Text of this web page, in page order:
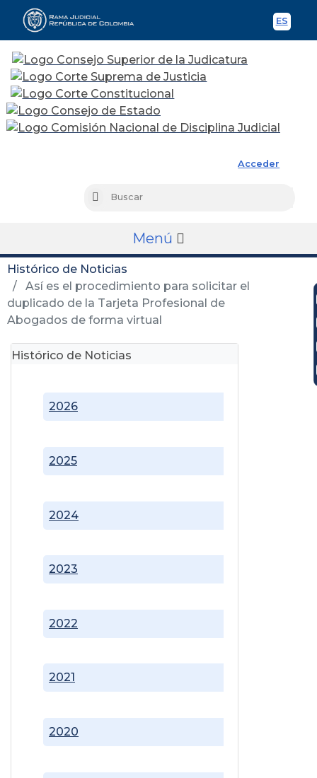
ES
Acceder
Buscar
Menú
Histórico de Noticias
Así es el procedimiento para solicitar el
duplicado de la Tarjeta Profesional de
Abogados de forma virtual
Histórico de Noticias
2020
2021
2022
2023
2024
2025
2026